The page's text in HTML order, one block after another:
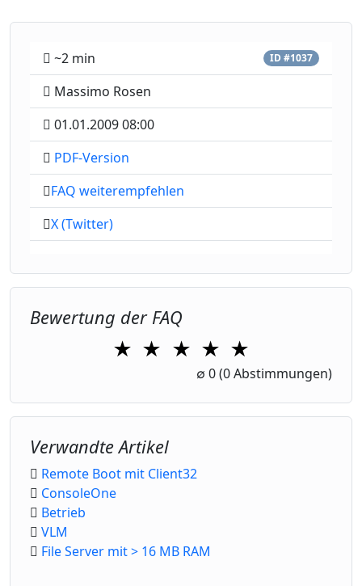
~2 min ID #1037
Massimo Rosen
01.01.2009 08:00
PDF-Version
FAQ weiterempfehlen
X (Twitter)
Bewertung der FAQ
★ ★
2 Stars
★
3 Stars
★
4 Stars
★
5 Stars
∅ 0(0 Abstimmungen)
Verwandte Artikel
Remote Boot mit Client32
ConsoleOne
Betrieb
VLM
File Server mit > 16 MB RAM